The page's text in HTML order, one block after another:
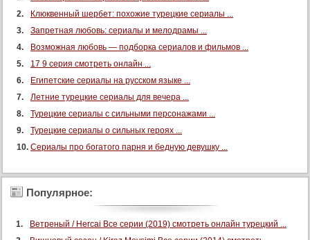
55 серия
55 серия (суб)
56 серия
57 серия (суб)
58 серия
58 серия (суб)
59 серия (суб)
60 серия (суб)
Клюквенный шербет: похожие турецкие сериалы ...
Запретная любовь: сериалы и мелодрамы ...
Возможная любовь — подборка сериалов и фильмов ...
17 9 серия смотреть онлайн ...
Египетские сериалы на русском языке ...
Летние турецкие сериалы для вечера ...
Турецкие сериалы с сильными персонажами ...
Турецкие сериалы о сильных героях ...
Сериалы про богатого парня и бедную девушку ...
Популярное:
Ветреный / Hercai Все серии (2019) смотреть онлайн турецкий ...